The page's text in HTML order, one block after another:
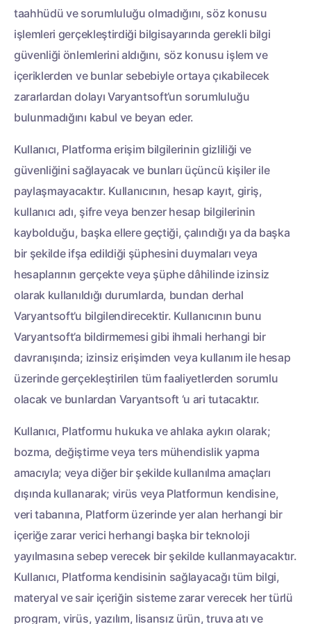
taahhüdü ve sorumluluğu olmadığını, söz konusu
işlemleri gerçekleştirdiği bilgisayarında gerekli bilgi
güvenliği önlemlerini aldığını, söz konusu işlem ve
içeriklerden ve bunlar sebebiyle ortaya çıkabilecek
zararlardan dolayı Varyantsoft’un sorumluluğu
bulunmadığını kabul ve beyan eder.
Kullanıcı, Platforma erişim bilgilerinin gizliliği ve
güvenliğini sağlayacak ve bunları üçüncü kişiler ile
paylaşmayacaktır. Kullanıcının, hesap kayıt, giriş,
kullanıcı adı, şifre veya benzer hesap bilgilerinin
kaybolduğu, başka ellere geçtiği, çalındığı ya da başka
bir şekilde ifşa edildiği şüphesini duymaları veya
hesaplarının gerçekte veya şüphe dâhilinde izinsiz
olarak kullanıldığı durumlarda, bundan derhal
Varyantsoft’u bilgilendirecektir. Kullanıcının bunu
Varyantsoft’a bildirmemesi gibi ihmali herhangi bir
davranışında; izinsiz erişimden veya kullanım ile hesap
üzerinde gerçekleştirilen tüm faaliyetlerden sorumlu
olacak ve bunlardan Varyantsoft ‘u ari tutacaktır.
Kullanıcı, Platformu hukuka ve ahlaka aykırı olarak;
bozma, değiştirme veya ters mühendislik yapma
amacıyla; veya diğer bir şekilde kullanılma amaçları
dışında kullanarak; virüs veya Platformun kendisine,
veri tabanına, Platform üzerinde yer alan herhangi bir
içeriğe zarar verici herhangi başka bir teknoloji
yayılmasına sebep verecek bir şekilde kullanmayacaktır.
Kullanıcı, Platforma kendisinin sağlayacağı tüm bilgi,
materyal ve sair içeriğin sisteme zarar verecek her türlü
program, virüs, yazılım, lisansız ürün, truva atı ve